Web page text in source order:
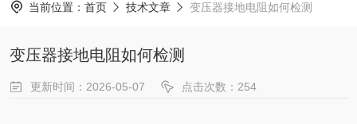
当前位置： 首页 技术文章 变压器接地电阻如何检测
变压器接地电阻如何检测
更新时间：2026-05-07 点击次数：254